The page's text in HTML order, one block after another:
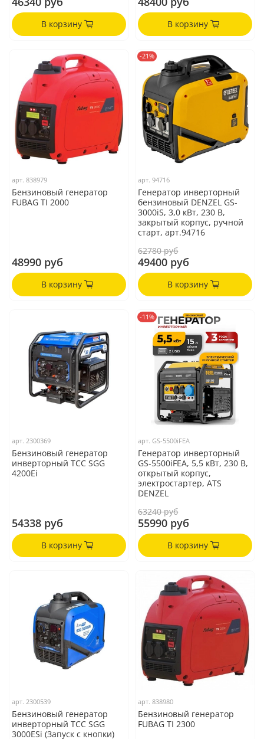
В корзину В корзину
арт.838979
Бензиновый генератор
FUBAG TI 2000
48990 руб
В корзину
-21%
арт.94716
Генератор инверторный
бензиновый DENZEL GS-
3000iS, 3,0 кВт, 230 В,
закрытый корпус, ручной
старт, арт.94716
62780 руб
49400 руб
В корзину
арт.2300369
Бензиновый генератор
инверторный ТСС SGG
4200Ei
54338 руб
В корзину
-11%
арт.GS-5500iFEA
Генератор инверторный
GS-5500iFEA, 5,5 кВт, 230 В,
открытый корпус,
электростартер, ATS
DENZEL
63240 руб
55990 руб
В корзину
арт. 2300539
Бензиновый генератор
инверторный ТСС SGG
3000ESi (Запуск с кнопки)
арт.838980
Бензиновый генератор
FUBAG TI 2300